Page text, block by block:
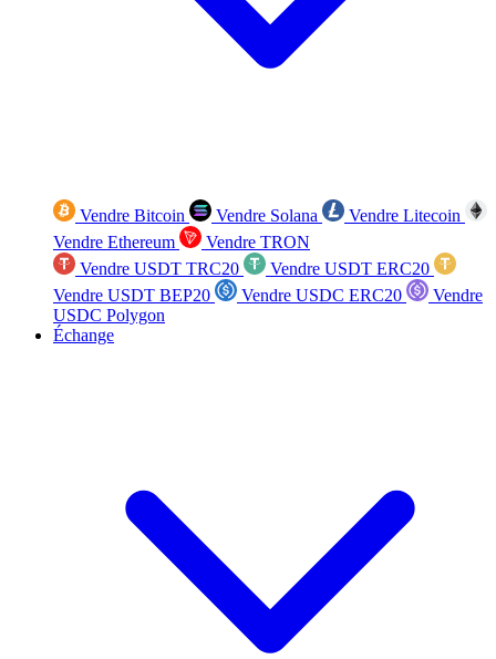
Vendre Bitcoin Vendre Solana
Vendre Litecoin
Vendre Ethereum
Vendre TRON
Vendre USDT TRC20
Vendre USDT ERC20
Vendre USDT BEP20
Vendre USDC ERC20
Vendre
USDC Polygon
Échange